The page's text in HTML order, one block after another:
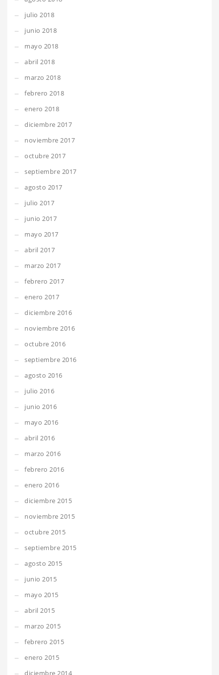
julio 2018
junio 2018
mayo 2018
abril 2018
marzo 2018
febrero 2018
enero 2018
diciembre 2017
noviembre 2017
octubre 2017
septiembre 2017
agosto 2017
julio 2017
junio 2017
mayo 2017
abril 2017
marzo 2017
febrero 2017
enero 2017
diciembre 2016
noviembre 2016
octubre 2016
septiembre 2016
agosto 2016
julio 2016
junio 2016
mayo 2016
abril 2016
marzo 2016
febrero 2016
enero 2016
diciembre 2015
noviembre 2015
octubre 2015
septiembre 2015
agosto 2015
junio 2015
mayo 2015
abril 2015
marzo 2015
febrero 2015
enero 2015
diciembre 2014